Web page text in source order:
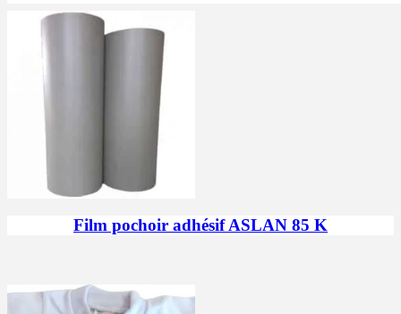
Film pochoir adhésif ASLAN 85 K